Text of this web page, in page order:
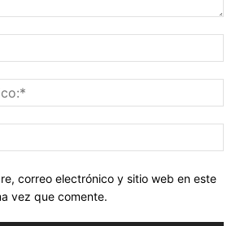
correo electrónico y sitio web en este
vez que comente.